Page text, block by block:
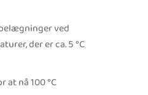
ved
der er ca. 5 °C
nå 100 °C